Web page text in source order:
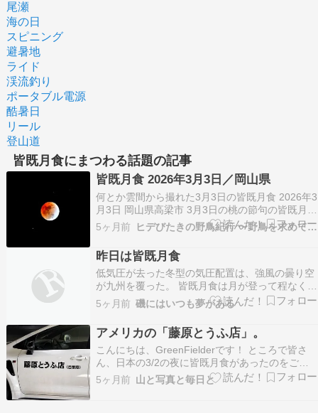
尾瀬
海の日
スピニング
避暑地
ライド
渓流釣り
ポータブル電源
酷暑日
リール
登山道
皆既月食にまつわる話題の記事
皆既月食 2026年3月3日／岡山県
何とか雲間から撮れた3月3日の皆既月食 2026年3
月3日 岡山県高梁市 3月3日の桃の節句の皆既月食
は生憎の天気でした。それでも岡山県の南西部は
夕刻に晴れるのではとの天気予報に期待していま
したが、夕刻になってもしっかり雲に覆われてい
ます。夕食を済ませて、7時45分頃にベランダ…
5ヶ月前 ヒデびたきの野鳥紀行 〜野鳥を求めて近隣から遠方…
昨日は皆既月食
低気圧が去った冬型の気圧配置は、強風の曇り空
が九州を覆った。 皆既月食は月が登って程なく始
まりますが、撮影出来そうな場所は佐伯市から宮
崎県にかけての一部地域に限られていた。チョイ
スしたのは蒲江の波当津海岸方面で、一番は波当
津と葛原海岸の中間地点、次が波当津の大きい防
波堤、その次…
5ヶ月前 磯にはいつも夢がある
アメリカの「藤原とうふ店」。
こんにちは、GreenFielderです！ ところで皆さ
ん、日本の3/2の夜に皆既月食があったのをご存
知でしたか？ こちらアメリカでは3/3の未明から
明け方に見れる「はずだった」ので、平日にも関
5ヶ月前 山と写真と毎日と